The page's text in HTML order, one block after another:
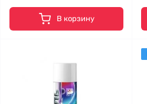
В корзину